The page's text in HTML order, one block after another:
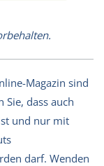
Magazin sind
dass auch
und nur mit
darf. Wenden